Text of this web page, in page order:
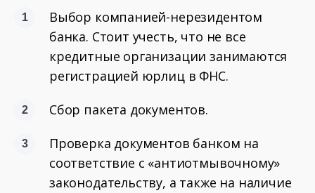
Выбор компанией-нерезидентом
банка. Стоит учесть, что не все
кредитные организации занимаются
регистрацией юрлиц в ФНС.
Сбор пакета документов.
Проверка документов банком на
соответствие с «антиотмывочному»
законодательству, а также на наличие